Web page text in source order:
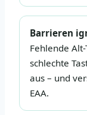
Barrieren
Fehlende
schlechte
aus – und
EAA.